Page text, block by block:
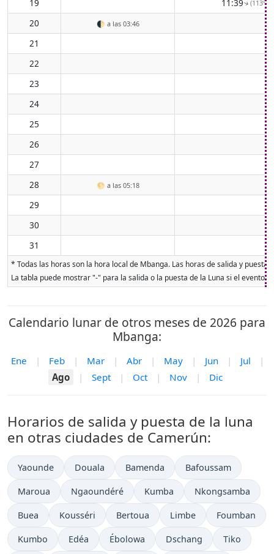
19 11:39↑(113°
20 🌓 a las 03:46
21
22
23
24
25
26
27
28
🌕 a las 05:18
29
30
31
* Todas las horas son la hora local de Mbanga. Las horas de salida y
La tabla puede mostrar "-" para la salida o la puesta de la Luna si el evento
Calendario lunar de otros meses de 2026 para
Mbanga:
Ene | Feb | Mar | Abr | May | Jun | Jul
|
Ago
| Sept | Oct | Nov | Dic
Horarios de salida y puesta de la luna
en otras ciudades de Camerún:
Yaounde Douala Bamenda Bafoussam
Maroua Ngaoundéré Kumba Nkongsamba
Buea Kousséri Bertoua Limbe Foumban
Kumbo Edéa Ébolowa Dschang Tiko